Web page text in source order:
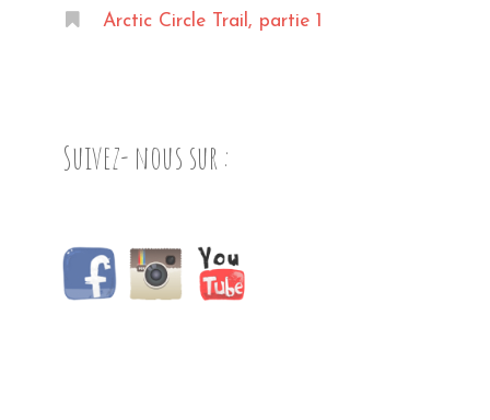
Arctic Circle Trail, partie 1
Suivez- nous sur :